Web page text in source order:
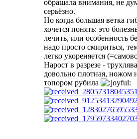
обращала внимания, не
серьёзно.
Но когда большая ветка
хочется понять: это
лечить, или особенность
надо просто смириться,
легко укореняется
Нарост в разрезе -
довольно плотная, ножом
топором рубила